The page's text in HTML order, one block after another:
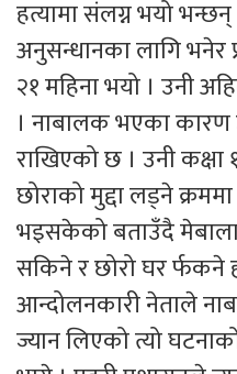
हत्यामा संलग्न भयो भन्छन्
अनुसन्धानका लागि भनेर
२१ महिना भयो । उनी
। नाबालक भएका
राखिएको छ । उनी कक्षा
छोराको मुद्दा लड्ने
भइसकेको बताउँदै
सकिने र छोरो घर र्फकने
आन्दोलनकारी नेताले
ज्यान लिएको त्यो